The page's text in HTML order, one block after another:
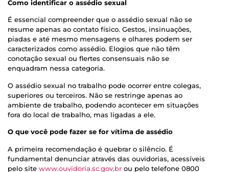
Como identificar o assédio sexual
É essencial compreender que o assédio sexual não se
resume apenas ao contato físico. Gestos, insinuações,
piadas e até mesmo mensagens e olhares podem ser
caracterizados como assédio. Elogios que não têm
conotação sexual ou flertes consensuais não se
enquadram nessa categoria.
O assédio sexual no trabalho pode ocorrer entre colegas,
superiores ou terceiros. Não se restringe apenas ao
ambiente de trabalho, podendo acontecer em situações
fora do local de trabalho, mas ligadas a ele.
O que você pode fazer se for vítima de assédio
A primeira recomendação é quebrar o silêncio. É
fundamental denunciar através das ouvidorias, acessíveis
pelo site www.ouvidoria.sc.gov.br ou pelo telefone 0800